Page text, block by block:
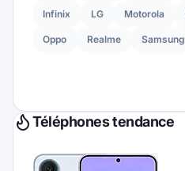
Infinix LG Motorola
Oppo Realme Samsung
Téléphones tendance